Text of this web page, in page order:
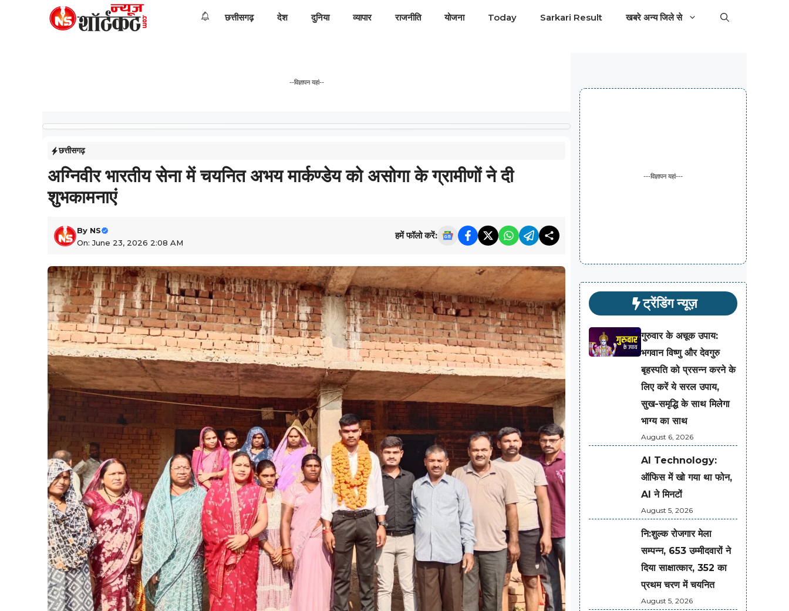
छत्तीसगढ़ देश दुनिया व्यापार राजनीति योजना Today Sarkari Result खबरे अन्य जिले से
--विज्ञापन यहां--
छत्तीसगढ़
अग्निवीर भारतीय सेना में चयनित अभय मार्कण्डेय को असोगा के ग्रामीणों ने दी
शुभकामनाएं
By NS
On: June 23, 2026 2:08 AM
हमें फॉलो करें:
---विज्ञापन यहां---
ट्रेंडिंग न्यूज़
गुरुवार के अचूक उपाय:
भगवान विष्णु और देवगुरु
बृहस्पति को प्रसन्न करने के
लिए करें ये सरल उपाय,
सुख-समृद्धि के साथ मिलेगा
भाग्य का साथ
August 6, 2026
AI Technology:
ऑफिस में खो गया था फोन,
AI ने मिनटों
August 5, 2026
नि:शुल्क रोजगार मेला
सम्पन्न, 653 उम्मीदवारों ने
दिया साक्षात्कार, 352 का
प्रथम चरण में चयनित
August 5, 2026